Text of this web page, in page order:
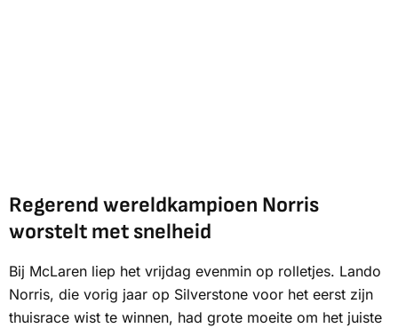
Regerend wereldkampioen Norris
worstelt met snelheid
Bij McLaren liep het vrijdag evenmin op rolletjes. Lando
Norris, die vorig jaar op Silverstone voor het eerst zijn
thuisrace wist te winnen, had grote moeite om het juiste